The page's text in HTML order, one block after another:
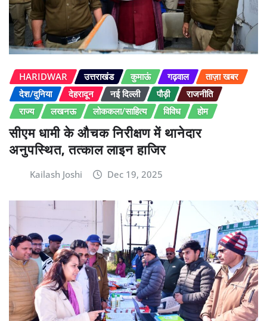
HARIDWAR उत्तराखंड कुमाऊं गढ़वाल
ताज़ा खबर
देश/दुनिया
देहरादून नई दिल्ली पौड़ी
राजनीति
राज्य
लखनऊ लोककला/साहित्य विविध होम
सीएम धामी के औचक निरीक्षण में थानेदार
अनुपस्थित, तत्काल लाइन हाजिर
Kailash Joshi Dec 19, 2025